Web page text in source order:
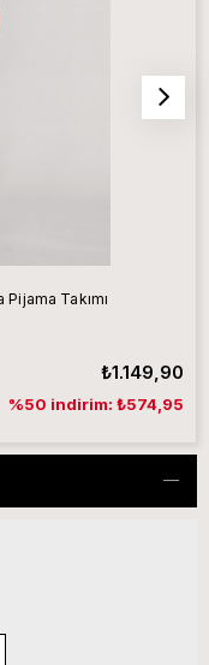
Takımı
₺1.149,90
%50 indirim: ₺574,95